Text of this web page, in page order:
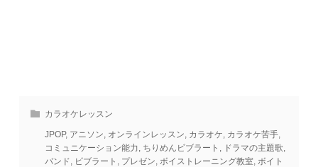
カラオケレッスン
JPOP, アニソン オンラインレッスン カラオケ カラオケ苦手
コミュニケーション能力 ちりめんビブラート ドラマの主題歌
バンド
ビブラート プレゼン ボイストレーニング教室 ボイト